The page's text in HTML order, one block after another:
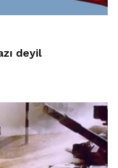
deyil